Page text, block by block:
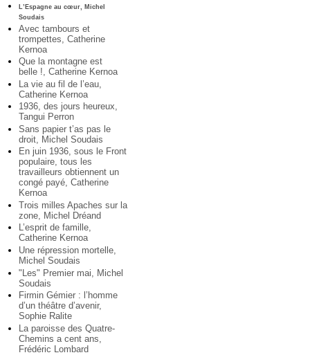
L’Espagne au cœur, Michel
Soudais
Avec tambours et
trompettes, Catherine
Kernoa
Que la montagne est
belle !, Catherine Kernoa
La vie au fil de l’eau,
Catherine Kernoa
1936, des jours heureux,
Tangui Perron
Sans papier t’as pas le
droit, Michel Soudais
En juin 1936, sous le Front
populaire, tous les
travailleurs obtiennent un
congé payé, Catherine
Kernoa
Trois milles Apaches sur la
zone, Michel Dréand
L’esprit de famille,
Catherine Kernoa
Une répression mortelle,
Michel Soudais
"Les" Premier mai, Michel
Soudais
Firmin Gémier : l’homme
d’un théâtre d’avenir,
Sophie Ralite
La paroisse des Quatre-
Chemins a cent ans,
Frédéric Lombard